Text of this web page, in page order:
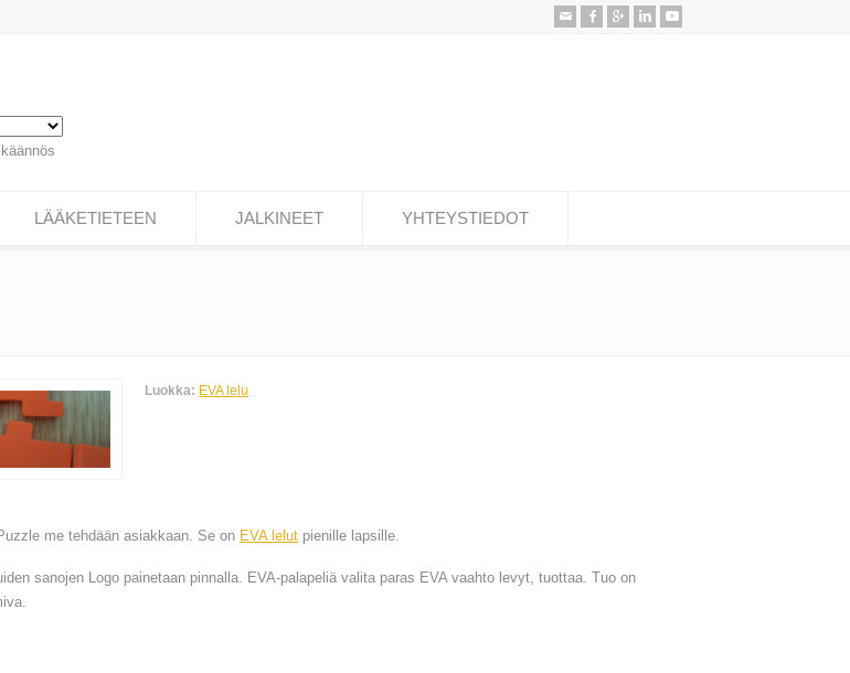
LÄÄKETIETEEN JALKINEET YHTEYSTIEDOT
Luokka: EVA lelu
me tehdään asiakkaan. Se on EVA lelut pienille lapsille.
sanojen Logo painetaan pinnalla. EVA-palapeliä valita paras EVA vaahto levyt, tuottaa. Tuo on